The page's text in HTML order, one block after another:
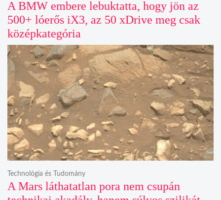
A BMW embere lebuktatta, hogy jön az
500+ lóerős iX3, az 50 xDrive meg csak
középkategória
A Mars láthatatlan pora nem csupán
Technológia és Tudomány